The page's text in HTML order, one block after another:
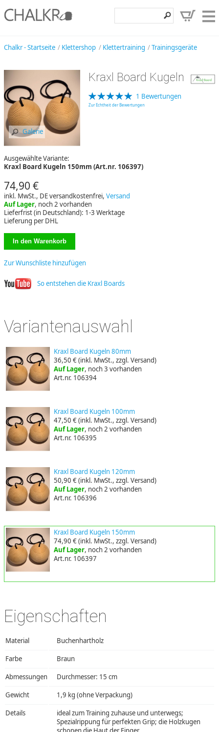
Klettershop
Entdecken
Angebote
Chalkr - Startseite Klettershop Klettertraining Trainingsgeräte
Galerie
Kraxl Board Kugeln
1 Bewertungen
Zur Echtheit der Bewertungen
Ausgewählte Variante:
Kraxl Board Kugeln 150mm (Art.nr. 106397)
74,90 €
inkl. MwSt., DE versandkostenfrei, Versand
Auf Lager, noch 2 vorhanden
Lieferfrist (in Deutschland): 1-3 Werktage
Lieferung per DHL
Zur Wunschliste hinzufügen
So entstehen die Kraxl Boards
Variantenauswahl
Kraxl Board Kugeln 80mm
36,50 €(inkl. MwSt., zzgl. Versand)
Auf Lager, noch 3 vorhanden
Art.nr. 106394
Kraxl Board Kugeln 100mm
47,50 €(inkl. MwSt., zzgl. Versand)
Auf Lager, noch 2 vorhanden
Art.nr. 106395
Kraxl Board Kugeln 120mm
50,90 €(inkl. MwSt., zzgl. Versand)
Auf Lager, noch 2 vorhanden
Art.nr. 106396
Kraxl Board Kugeln 150mm
74,90 €(inkl. MwSt., zzgl. Versand)
Auf Lager, noch 2 vorhanden
Art.nr. 106397
Eigenschaften
Material Buchenhartholz
Farbe Braun
Abmessungen Durchmesser: 15 cm
Gewicht 1,9 kg (ohne Verpackung)
Details
ideal zum Training zuhause und unterwegs;
Spezialrippung für perfekten Grip; die Holzkugen